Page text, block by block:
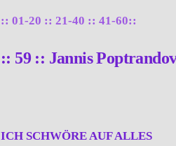
:: 01-20 :: 21-40 :: 41-60::
:: 59 :: Jannis
ICH SCHWÖRE AUF ALLES